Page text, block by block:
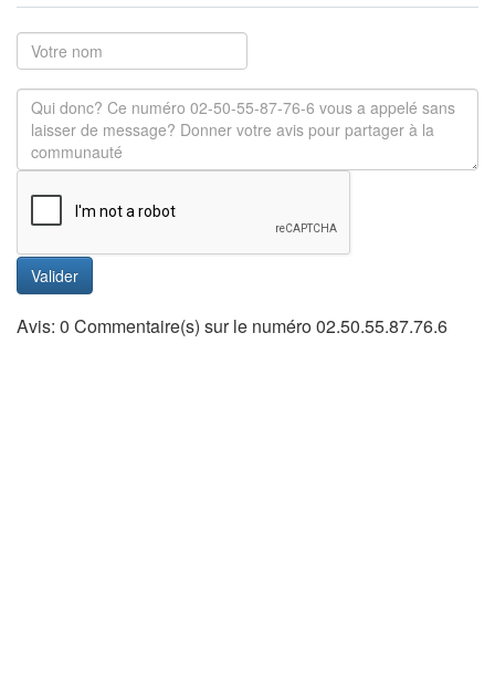
Valider
Avis: 0 Commentaire(s) sur le numéro 02.50.55.87.76.6